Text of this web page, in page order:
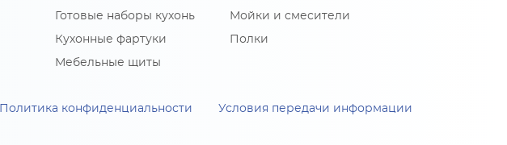
Готовые наборы кухонь
Кухонные фартуки
Мебельные щиты
Мойки и смесители
Полки
Политика конфиденциальности Условия передачи информации